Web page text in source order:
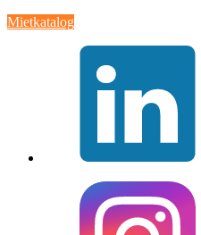
Mietkatalog